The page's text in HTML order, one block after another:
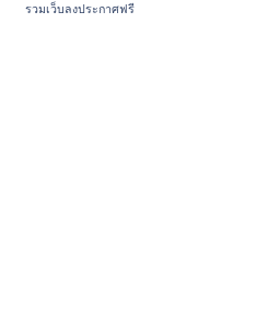
รวมเว็บลงประกาศฟรี